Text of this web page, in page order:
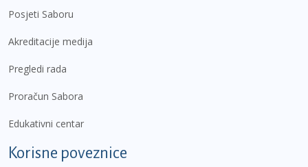
Posjeti Saboru
Akreditacije medija
Pregledi rada
Proračun Sabora
Edukativni centar
Korisne poveznice